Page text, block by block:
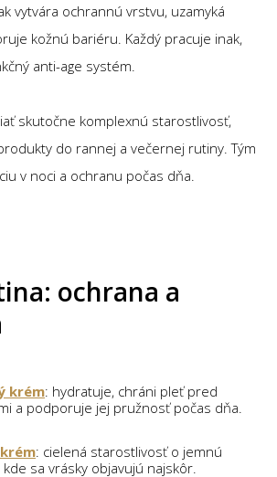
vytvára ochrannú vrstvu, uzamyká
kožnú bariéru. Každý pracuje inak,
anti-age systém.
skutočne komplexnú starostlivosť,
do rannej a večernej rutiny. Tým
v noci a ochranu počas dňa.
ochrana a
krém: hydratuje, chráni pleť pred
a podporuje jej pružnosť počas dňa.
: cielená starostlivosť o jemnú
sa vrásky objavujú najskôr.